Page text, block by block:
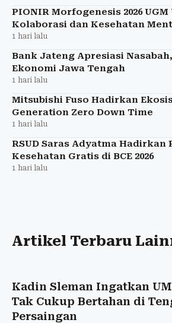
PIONIR Morfogenesis 2026 UGM
Kolaborasi dan Kesehatan
1 hari lalu
Bank Jateng Apresiasi
Ekonomi Jawa Tengah
1 hari lalu
Mitsubishi Fuso Hadirkan
Generation Zero Down Time
1 hari lalu
RSUD Saras Adyatma Hadirkan
Kesehatan Gratis di BCE 2026
1 hari lalu
Artikel Terbaru
Kadin Sleman Ingatkan
Tak Cukup Bertahan di
Persaingan